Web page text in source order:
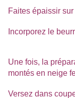
Faites épaissir
Incorporez le
Une fois, la
montés en neige
Versez dans